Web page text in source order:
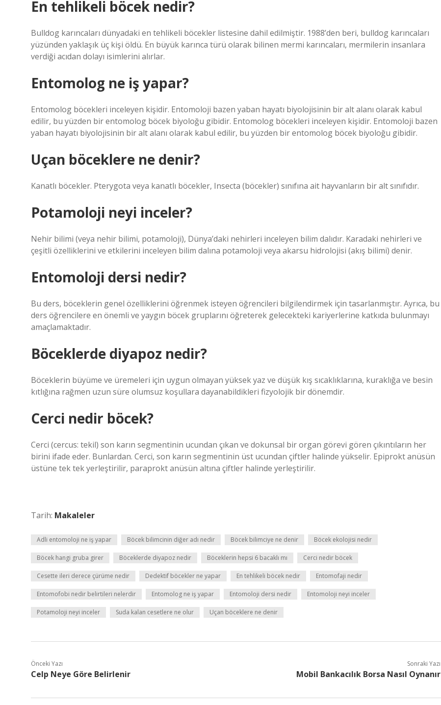
En tehlikeli böcek nedir?
Bulldog karıncaları dünyadaki en tehlikeli böcekler listesine dahil edilmiştir. 1988’den beri, bulldog karıncaları
yüzünden yaklaşık üç kişi öldü. En büyük karınca türü olarak bilinen mermi karıncaları, mermilerin insanlara
verdiği acıdan dolayı isimlerini alırlar.
Entomolog ne iş yapar?
Entomolog böcekleri inceleyen kişidir. Entomoloji bazen yaban hayatı biyolojisinin bir alt alanı olarak kabul
edilir, bu yüzden bir entomolog böcek biyoloğu gibidir. Entomolog böcekleri inceleyen kişidir. Entomoloji bazen
yaban hayatı biyolojisinin bir alt alanı olarak kabul edilir, bu yüzden bir entomolog böcek biyoloğu gibidir.
Uçan böceklere ne denir?
Kanatlı böcekler. Pterygota veya kanatlı böcekler, Insecta (böcekler) sınıfına ait hayvanların bir alt sınıfıdır.
Potamoloji neyi inceler?
Nehir bilimi (veya nehir bilimi, potamoloji), Dünya’daki nehirleri inceleyen bilim dalıdır. Karadaki nehirleri ve
çeşitli özelliklerini ve etkilerini inceleyen bilim dalına potamoloji veya akarsu hidrolojisi (akış bilimi) denir.
Entomoloji dersi nedir?
Bu ders, böceklerin genel özelliklerini öğrenmek isteyen öğrencileri bilgilendirmek için tasarlanmıştır. Ayrıca, bu
ders öğrencilere en önemli ve yaygın böcek gruplarını öğreterek gelecekteki kariyerlerine katkıda bulunmayı
amaçlamaktadır.
Böceklerde diyapoz nedir?
Böceklerin büyüme ve üremeleri için uygun olmayan yüksek yaz ve düşük kış sıcaklıklarına, kuraklığa ve besin
kıtlığına rağmen uzun süre olumsuz koşullara dayanabildikleri fizyolojik bir dönemdir.
Cerci nedir böcek?
Cerci (cercus: tekil) son karın segmentinin ucundan çıkan ve dokunsal bir organ görevi gören çıkıntıların her
birini ifade eder. Bunlardan. Cerci, son karın segmentinin üst ucundan çiftler halinde yükselir. Epiprokt anüsün
üstüne tek tek yerleştirilir, paraprokt anüsün altına çiftler halinde yerleştirilir.
Tarih: Makaleler
Adli entomoloji ne iş yapar Böcek bilimcinin diğer adı nedir Böcek bilimciye ne denir Böcek ekolojisi nedir
Böcek hangi gruba girer Böceklerde diyapoz nedir Böceklerin hepsi 6 bacaklı mı Cerci nedir böcek
Cesette ileri derece çürüme nedir Dedektif böcekler ne yapar En tehlikeli böcek nedir Entomofaji nedir
Entomofobi nedir belirtileri nelerdir Entomolog ne iş yapar Entomoloji dersi nedir Entomoloji neyi inceler
Potamoloji neyi inceler Suda kalan cesetlere ne olur Uçan böceklere ne denir
Önceki Yazı
Celp Neye Göre Belirlenir
Sonraki Yazı
Mobil Bankacılık Borsa Nasıl Oynanır